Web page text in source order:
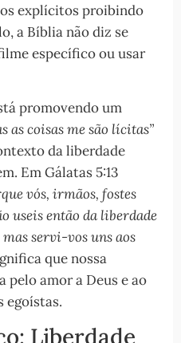
explícitos proibindo
a Bíblia não diz se
específico ou usar
promovendo um
as coisas me são lícitas”
da liberdade
Em Gálatas 5:13
vós, irmãos, fostes
useis então da liberdade
servi-vos uns aos
que nossa
pelo amor a Deus e ao
egoístas.
Liberdade